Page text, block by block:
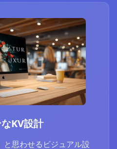
KV設計
と思わせるビジュアル設